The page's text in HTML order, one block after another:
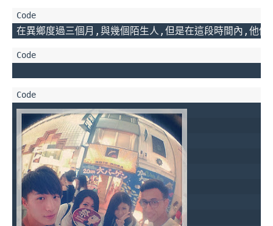
在異鄉度過三個月,與幾個陌生人,但是在這段時間內,他們